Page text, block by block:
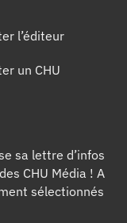
l’éditeur
un CHU
sa lettre d’infos
CHU Média ! A
sélectionnés